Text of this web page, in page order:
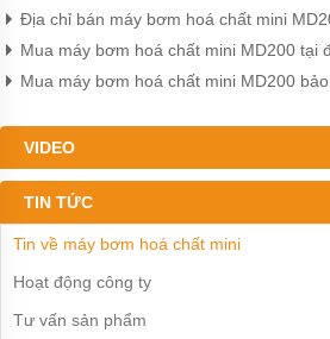
Bơm
khi
nén
Bơm
màng
Bơm
màng
Aro
Bơm
Cosmostar
Địa chỉ bán máy bơm hoá chất mini
Mua máy bơm hoá chất mini MD200 tại
Mua máy bơm hoá chất mini MD200
VIDEO
TIN TỨC
Tin về máy bơm hoá chất mini
Hoạt động công ty
Tư vấn sản phẩm